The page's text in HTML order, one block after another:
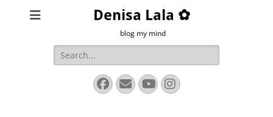
Denisa Lala ✿
blog my mind
Search
for:
Facebook
EmailYouTube
Instagram